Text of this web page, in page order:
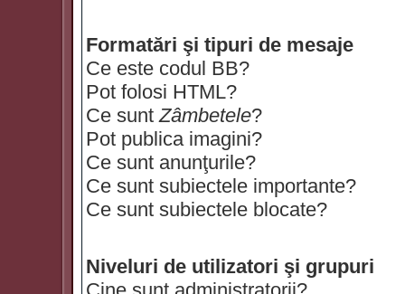
Formatări şi tipuri de mesaje
Ce este codul BB?
Pot folosi HTML?
Ce suntZâmbetele?
Pot publica imagini?
Ce sunt anunţurile?
Ce sunt subiectele importante?
Ce sunt subiectele blocate?
Niveluri de utilizatori şi grupuri